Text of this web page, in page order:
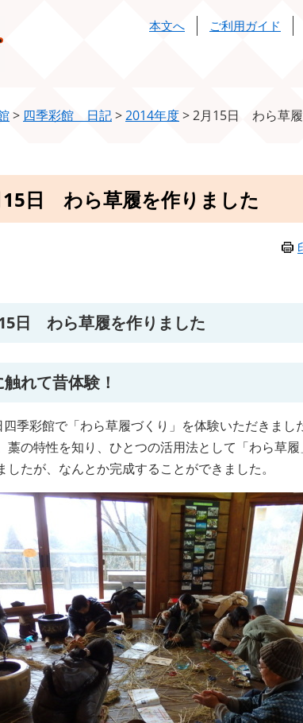
本文へ ご利用ガイド
> 四季彩館 日記>2014年度>2月15日 わら草履
15日 わら草履を作りました
日 わら草履を作りました
れて昔体験！
季彩館で「わら草履づくり」を体験いただきま
藁の特性を知り、ひとつの活用法として「わら草
したが、なんとか完成することができました。